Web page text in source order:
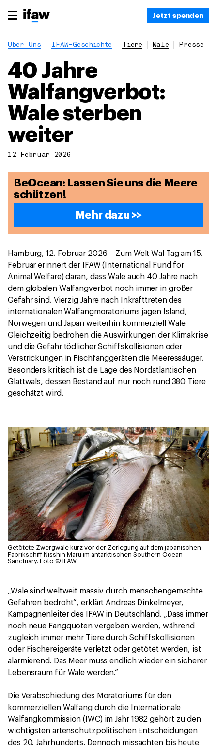
Jetzt spenden
Über Uns IFAW-Geschichte Tiere Wale Presse
40 Jahre
Walfangverbot:
Wale sterben
weiter
12 Februar 2026
BeOcean: Lassen Sie uns die Meere
schützen!
Mehr dazu >>
Hamburg, 12. Februar 2026 – Zum Welt-Wal-Tag am 15.
Februar erinnert der IFAW (International Fund for
Animal Welfare) daran, dass Wale auch 40 Jahre nach
dem globalen Walfangverbot noch immer in großer
Gefahr sind. Vierzig Jahre nach Inkrafttreten des
internationalen Walfangmoratoriums jagen Island,
Norwegen und Japan weiterhin kommerziell Wale.
Gleichzeitig bedrohen die Auswirkungen der Klimakrise
und die Gefahr tödlicher Schiffskollisionen oder
Verstrickungen in Fischfanggeräten die Meeressäuger.
Besonders kritisch ist die Lage des Nordatlantischen
Glattwals, dessen Bestand auf nur noch rund 380 Tiere
geschätzt wird.
Getötete Zwergwale kurz vor der Zerlegung auf dem japanischen
Fabrikschiff Nisshin Maru im antarktischen Southern Ocean
Sanctuary. Foto © IFAW
„Wale sind weltweit massiv durch menschengemachte
Gefahren bedroht“, erklärt Andreas Dinkelmeyer,
Kampagnenleiter des IFAW in Deutschland. „Dass immer
noch neue Fangquoten vergeben werden, während
zugleich immer mehr Tiere durch Schiffskollisionen
oder Fischereigeräte verletzt oder getötet werden, ist
alarmierend. Das Meer muss endlich wieder ein sicherer
Lebensraum für Wale werden.“
Die Verabschiedung des Moratoriums für den
kommerziellen Walfang durch die Internationale
Walfangkommission (IWC) im Jahr 1982 gehört zu den
wichtigsten artenschutzpolitischen Entscheidungen
des 20. Jahrhunderts. Dennoch missachten bis heute